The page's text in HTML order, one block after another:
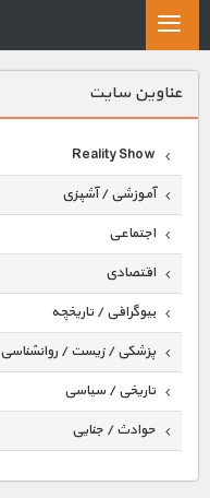
عناوين سايت
Reality Show
آموزشی / آشپزی
اجتماعی
اقتصادی
بیوگرافی / تاریخچه
پزشکی / زیست / روانشناسی
تاریخی / سیاسی
حوادث / جنایی